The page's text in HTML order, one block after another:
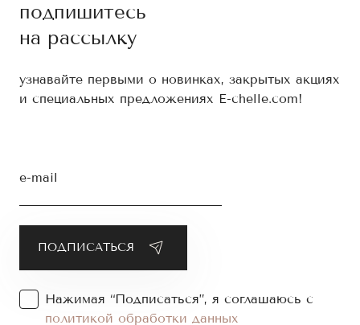
подпишитесь
на рассылку
узнавайте первыми о новинках, закрытых акциях
и специальных предложениях E-chelle.com!
e-mail
Нажимая “Подписаться”, я соглашаюсь с
политикой обработки данных